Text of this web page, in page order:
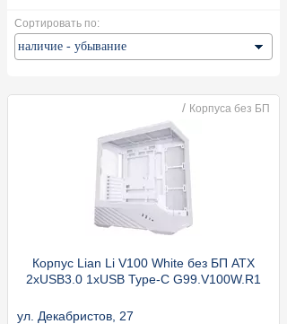
Сортировать по:
/ Корпуса без БП
Корпус Lian Li V100 White без БП ATX
2xUSB3.0 1xUSB Type-C G99.V100W.R1
ул. Декабристов, 27